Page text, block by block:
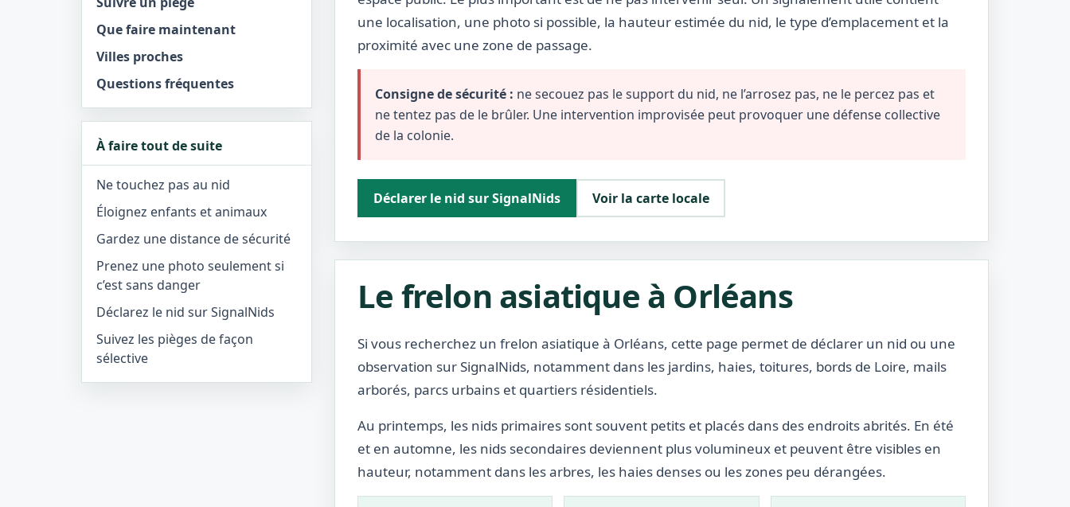
Que faire maintenant
Villes proches
Questions fréquentes
À faire tout de suite
Ne touchez pas au nid
Éloignez enfants et animaux
Gardez une distance de sécurité
Prenez une photo seulement si
c’est sans danger
Déclarez le nid sur SignalNids
Suivez les pièges de façon
sélective
une localisation, une photo si possible, la hauteur estimée du nid, le type d’emplacement et la
proximité avec une zone de passage.
Consigne de sécurité : ne secouez pas le support du nid, ne l’arrosez pas, ne le percez pas et
ne tentez pas de le brûler. Une intervention improvisée peut provoquer une défense collective
de la colonie.
Déclarer le nid sur SignalNids Voir la carte locale
Le frelon asiatique à Orléans
Si vous recherchez un frelon asiatique à Orléans, cette page permet de déclarer un nid ou une
observation sur SignalNids, notamment dans les jardins, haies, toitures, bords de Loire, mails
arborés, parcs urbains et quartiers résidentiels.
Au printemps, les nids primaires sont souvent petits et placés dans des endroits abrités. En été
et en automne, les nids secondaires deviennent plus volumineux et peuvent être visibles en
hauteur, notamment dans les arbres, les haies denses ou les zones peu dérangées.